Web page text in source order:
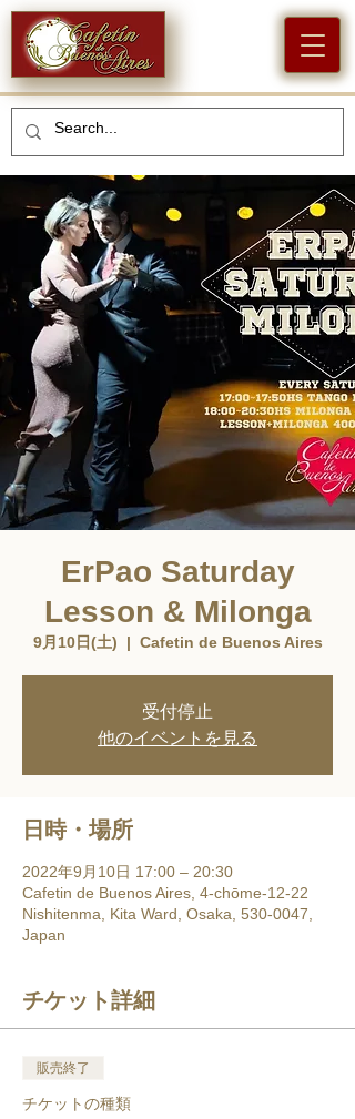
ErPao Saturday
Lesson & Milonga
9月10日(土)
  |
Cafetin de Buenos Aires
受付停止
他のイベントを見る
日時・場所
2022年9月10日 17:00 – 20:30
Cafetin de Buenos Aires, 4-chōme-12-22
Nishitenma, Kita Ward, Osaka, 530-0047,
Japan
チケット詳細
販売終了
チケットの種類